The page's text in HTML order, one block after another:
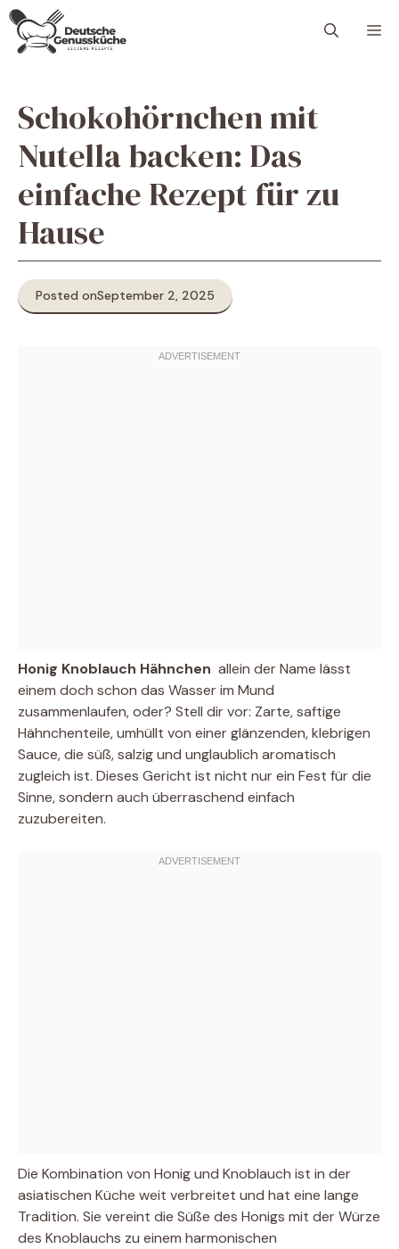
Skip
content
Schokohörnchen mit
Nutella backen: Das
einfache Rezept für zu
Hause
Posted onSeptember 2, 2025
Honig Knoblauch Hähnchen  allein der Name lässt
einem doch schon das Wasser im Mund
zusammenlaufen, oder? Stell dir vor: Zarte, saftige
Hähnchenteile, umhüllt von einer glänzenden, klebrigen
Sauce, die süß, salzig und unglaublich aromatisch
zugleich ist. Dieses Gericht ist nicht nur ein Fest für die
Sinne, sondern auch überraschend einfach
zuzubereiten.
Die Kombination von Honig und Knoblauch ist in der
asiatischen Küche weit verbreitet und hat eine lange
Tradition. Sie vereint die Süße des Honigs mit der Würze
des Knoblauchs zu einem harmonischen